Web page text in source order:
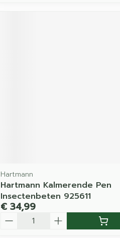
Hartmann
Hartmann Kalmerende Pen
Insectenbeten 925611
€ 34,99